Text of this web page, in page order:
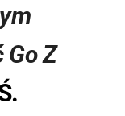
Z